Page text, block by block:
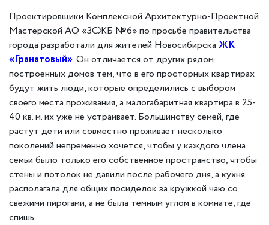
Проектировщики Комплексной Архитектурно-Проектной
Мастерской АО «ЗСЖБ №6» по просьбе правительства
города разработали для жителей Новосибирска ЖК
«Гранатовый». Он отличается от других рядом
построенных домов тем, что в его просторных квартирах
будут жить люди, которые определились с выбором
своего места проживания, а малогабаритная квартира в 25-
40 кв. м. их уже не устраивает. Большинству семей, где
растут дети или совместно проживает несколько
поколений непременно хочется, чтобы у каждого члена
семьи было только его собственное пространство, чтобы
стены и потолок не давили после рабочего дня, а кухня
располагала для общих посиделок за кружкой чаю со
свежими пирогами, а не была темным углом в комнате, где
спишь.